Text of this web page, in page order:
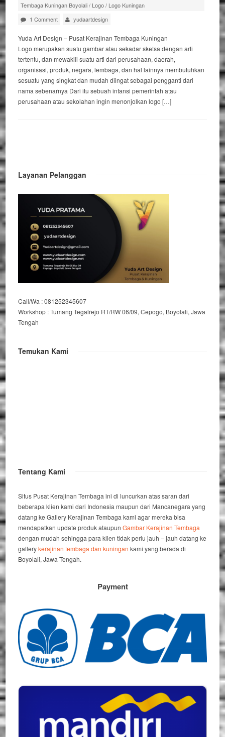
Tembaga Kuningan Boyolali/ Logo/ Logo Kuningan
1 Comment
yudaartdesign
Yuda Art Design – Pusat Kerajinan Tembaga Kuningan
Logo merupakan suatu gambar atau sekadar sketsa dengan arti
tertentu, dan mewakili suatu arti dari perusahaan, daerah,
organisasi, produk, negara, lembaga, dan hal lainnya membutuhkan
sesuatu yang singkat dan mudah diingat sebagai pengganti dari
nama sebenarnya Dari itu sebuah intansi pemerintah atau
perusahaan atau sekolahan ingin menonjolkan logo […]
Layanan Pelanggan
Call/Wa : 081252345607
Workshop : Tumang Tegalrejo RT/RW 06/09, Cepogo, Boyolali, Jawa
Tengah
Temukan Kami
Tentang Kami
Situs Pusat Kerajinan Tembaga ini di luncurkan atas saran dari
beberapa klien kami dari Indonesia maupun dari Mancanegara yang
datang ke Gallery Kerajinan Tembaga kami agar mereka bisa
mendapatkan update produk ataupunGambar Kerajinan Tembaga
dengan mudah sehingga para klien tidak perlu jauh – jauh datang ke
gallerykerajinan tembaga dan kuningan kami yang berada di
Boyolali, Jawa Tengah.
Payment